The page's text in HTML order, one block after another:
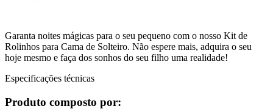
Garanta noites mágicas para o seu pequeno com o nosso Kit de
Rolinhos para Cama de Solteiro. Não espere mais, adquira o seu
hoje mesmo e faça dos sonhos do seu filho uma realidade!
Especificações técnicas
Produto composto por: